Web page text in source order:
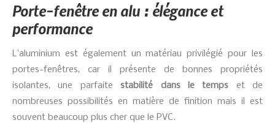
Porte-fenêtre en alu : élégance et
performance
L’aluminium est également un matériau privilégié pour les
portes-fenêtres, car il présente de bonnes propriétés
isolantes, une parfaite stabilité dans le temps et de
nombreuses possibilités en matière de finition mais il est
souvent beaucoup plus cher que le PVC.